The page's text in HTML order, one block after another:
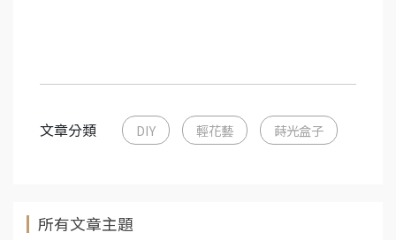
文章分類 DIY 輕花藝 蒔光盒子
所有文章主題